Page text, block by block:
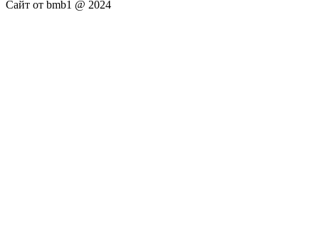
Сайт от bmb1 @ 2024